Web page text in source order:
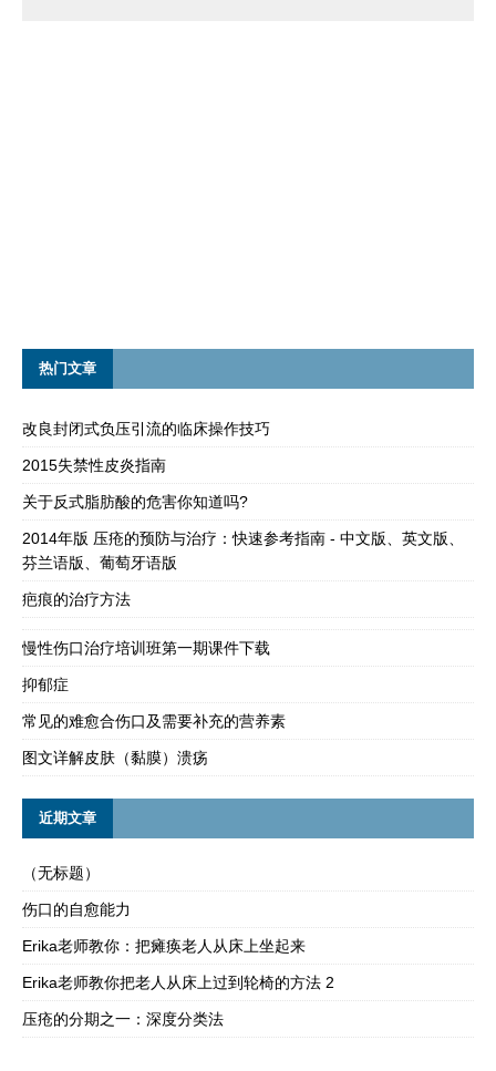
热门文章
改良封闭式负压引流的临床操作技巧
2015失禁性皮炎指南
关于反式脂肪酸的危害你知道吗?
2014年版 压疮的预防与治疗：快速参考指南 - 中文版、英文版、
芬兰语版、葡萄牙语版
疤痕的治疗方法
慢性伤口治疗培训班第一期课件下载
抑郁症
常见的难愈合伤口及需要补充的营养素
图文详解皮肤（黏膜）溃疡
近期文章
（无标题）
伤口的自愈能力
Erika老师教你：把瘫痪老人从床上坐起来
Erika老师教你把老人从床上过到轮椅的方法 2
压疮的分期之一：深度分类法